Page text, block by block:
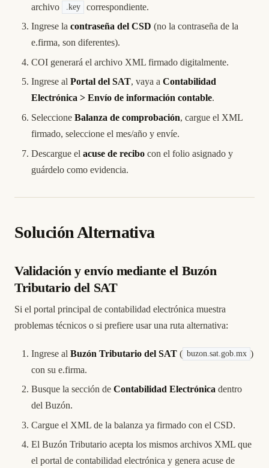
archivo
.key
correspondiente.
Ingrese la contraseña del CSD (no la contraseña de la
e.firma, son diferentes).
COI generará el archivo XML firmado digitalmente.
Ingrese al Portal del SAT, vaya a Contabilidad
Electrónica > Envío de información contable.
Seleccione Balanza de comprobación, cargue el XML
firmado, seleccione el mes/año y envíe.
Descargue el acuse de recibo con el folio asignado y
guárdelo como evidencia.
Solución Alternativa
Validación y envío mediante el Buzón
Tributario del SAT
Si el portal principal de contabilidad electrónica muestra
problemas técnicos o si prefiere usar una ruta alternativa:
Ingrese al Buzón Tributario del SAT ( buzon.sat.gob.mx )
con su e.firma.
Busque la sección de Contabilidad Electrónica dentro
del Buzón.
Cargue el XML de la balanza ya firmado con el CSD.
El Buzón Tributario acepta los mismos archivos XML que
el portal de contabilidad electrónica y genera acuse de